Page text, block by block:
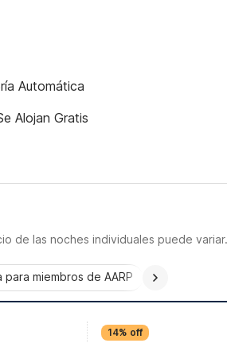
Automática
Alojan Gratis
de las noches individuales puede variar.
para miembros de AARP
14% off